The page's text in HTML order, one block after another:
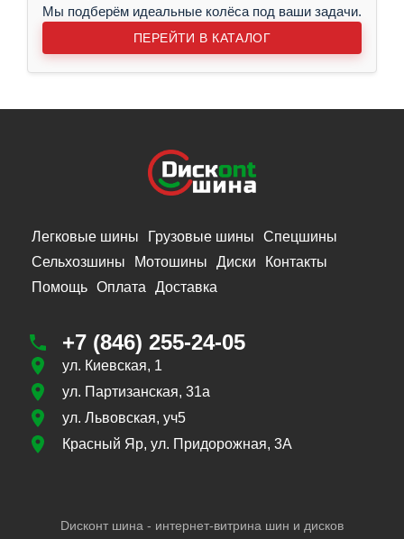
Мы подберём идеальные колёса под ваши задачи.
ПЕРЕЙТИ В КАТАЛОГ
Легковые шины Грузовые шины
Спецшины
Сельхозшины
Мотошины Диски
Контакты
Помощь Оплата Доставка
+7 (846) 255-24-05
ул. Киевская, 1
ул. Партизанская, 31а
ул. Львовская, уч5
Красный Яр, ул. Придорожная, 3А
Dисконт шина - интернет-витрина шин и дисков